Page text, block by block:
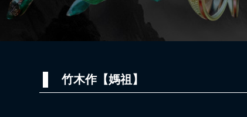
竹木作【媽祖】